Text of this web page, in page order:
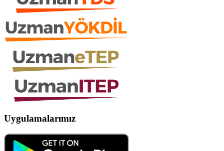
Uygulamalarımız